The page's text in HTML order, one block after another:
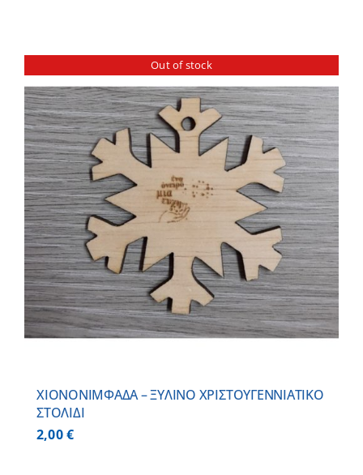
Out of stock
ΧΙΟΝΟΝΙΜΦΑΔΑ – ΞΥΛΙΝO ΧΡΙΣΤΟΥΓΕΝΝΙΑΤΙΚO
ΣΤΟΛΙΔΙ
2,00€